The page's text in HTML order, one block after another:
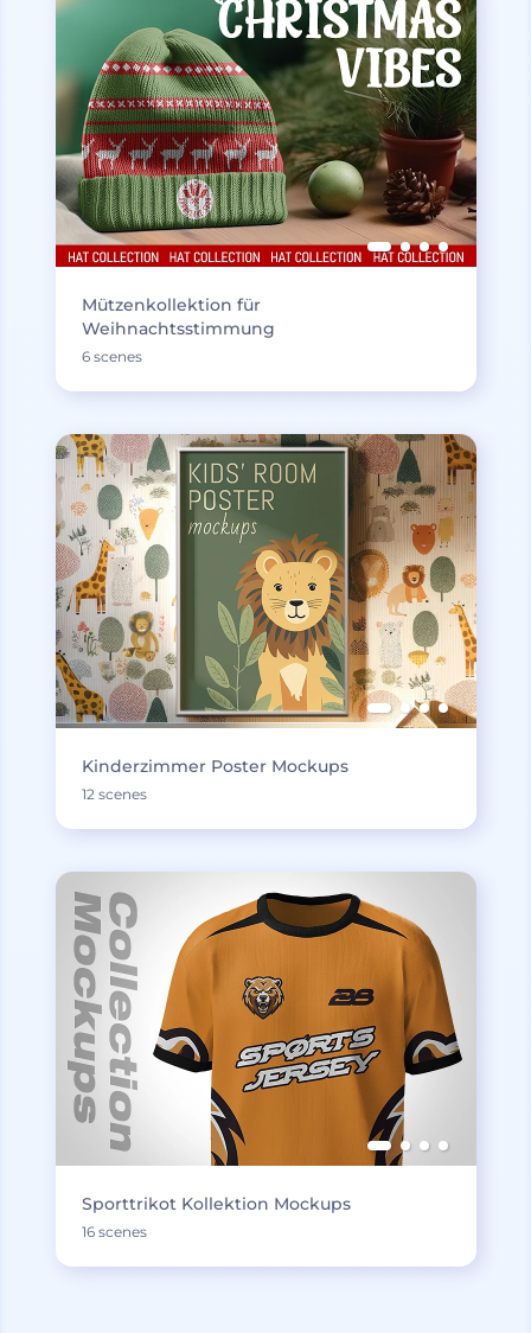
Mützenkollektion für
Weihnachtsstimmung
6 scenes
Kinderzimmer Poster Mockups
12 scenes
Sporttrikot Kollektion Mockups
16 scenes